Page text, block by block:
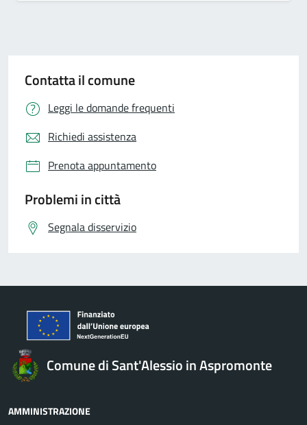
Contatta il comune
Leggi le domande frequenti
Richiedi assistenza
Prenota appuntamento
Problemi in città
Segnala disservizio
Comune di Sant'Alessio in Aspromonte
AMMINISTRAZIONE